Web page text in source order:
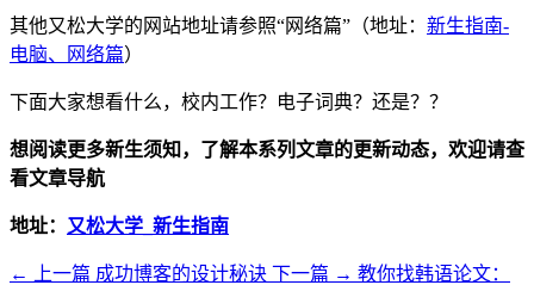
其他又松大学的网站地址请参照“网络篇”（地址： 新生指南-
电脑、网络篇）
下面大家想看什么，校内工作？电子词典？还是？？
想阅读更多新生须知，了解本系列文章的更新动态，欢迎请查
看文章导航
地址： 又松大学_新生指南
← 上一篇 成功博客的设计秘诀 下一篇 → 教你找韩语论文：